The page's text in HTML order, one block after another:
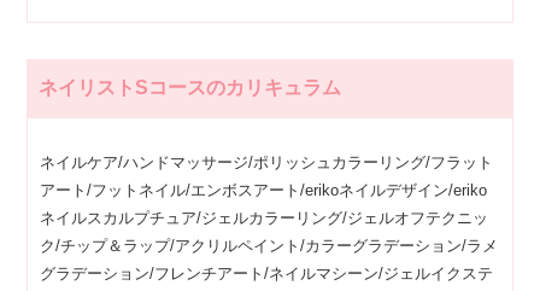
ネイリストSコースのカリキュラム
ネイルケア/ハンドマッサージ/ポリッシュカラーリング/フラット
アート/フットネイル/エンボスアート/erikoネイルデザイン/eriko
ネイルスカルプチュア/ジェルカラーリング/ジェルオフテクニッ
ク/チップ＆ラップ/アクリルペイント/カラーグラデーション/ラメ
グラデーション/フレンチアート/ネイルマシーン/ジェルイクステ